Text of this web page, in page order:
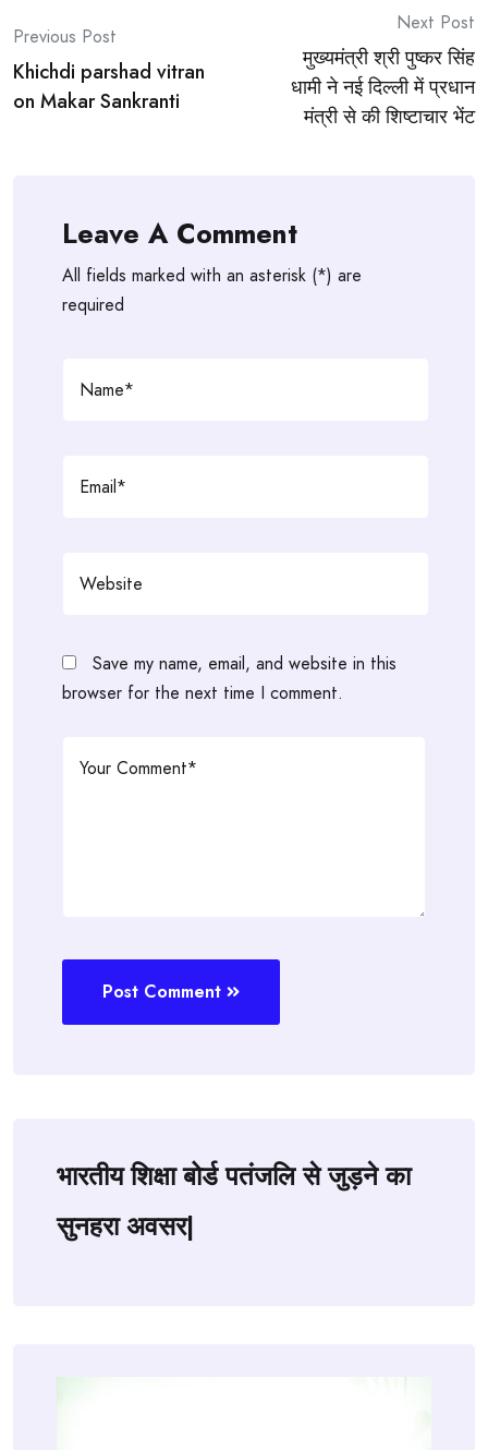
Post
navigation
Previous Post
Khichdi parshad vitran
on Makar Sankranti
Next Post
मुख्यमंत्री श्री पुष्कर सिंह
धामी ने नई दिल्ली में प्रधान
मंत्री से की शिष्टाचार भेंट
Leave A Comment
All fields marked with an asterisk (*) are
required
Save my name, email, and website in this
browser for the next time I comment.
Post Comment
भारतीय शिक्षा बोर्ड पतंजलि से जुड़ने का
सुनहरा अवसर|